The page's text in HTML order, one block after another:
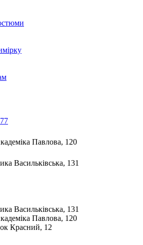
Павлова, 120
Васильківська, 131
Васильківська, 131
Павлова, 120
Красний, 12